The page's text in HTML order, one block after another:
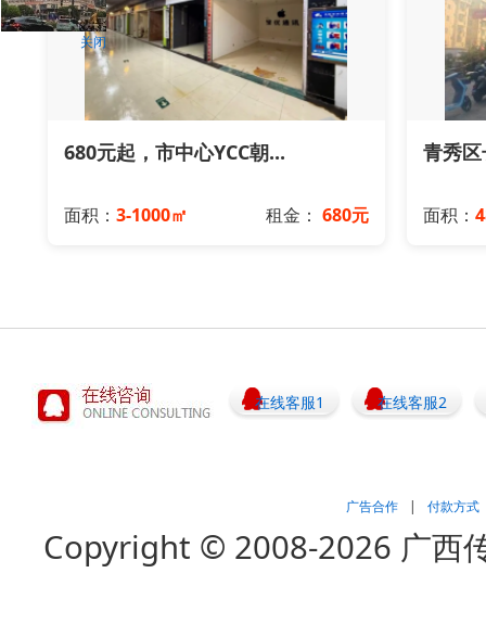
680元起，市中心YCC朝...
面积： 3-1000㎡ 租金： 680元
青秀
面积：
在线客服1 在线客服2
广告合作 | 付款方式
Copyright © 2008-2026 广西
关闭